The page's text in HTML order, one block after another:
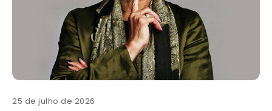
25 de julho de 2026